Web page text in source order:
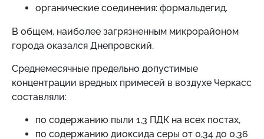
органические соединения: формальдегид.
В общем, наиболее загрязненным микрорайоном
города оказался Днепровский.
Среднемесячные предельно допустимые
концентрации вредных примесей в воздухе Черкасс
составляли:
по содержанию пыли 1,3 ПДК на всех постах,
по содержанию диоксида серы от 0,34 до 0,36